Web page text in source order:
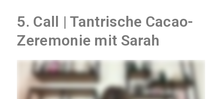
5. Call | Tantrische Cacao-
Zeremonie mit Sarah